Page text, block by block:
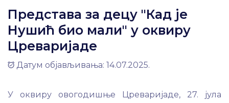
Представа за децу "Кад је
Нушић био мали" у оквиру
Цреваријаде
Датум објављивања: 14.07.2025.
У оквиру овогодишње Цреваријаде, 27. јула